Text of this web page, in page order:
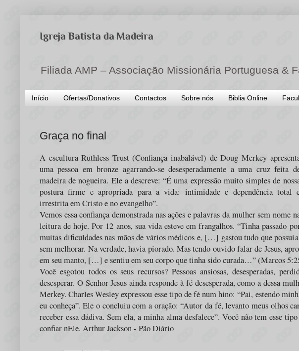
Igreja Batista da Madeira
Filiada AMP – Associação Missionária Portuguesa &
Início Ofertas/Donativos Contactos Sobre nós Biblia Online
Graça no final
A escultura Ruthless Trust (Confiança inabalável) de Doug Merkey
uma pessoa em bronze agarrando-se desesperadamente a uma cruz feita
madeira de nogueira. Ele a descreve: “É uma expressão muito simples de
postura firme e apropriada para a vida: intimidade e dependência total
irrestrita em Cristo e no evangelho”.
Vemos essa confiança demonstrada nas ações e palavras da mulher sem nome
leitura de hoje. Por 12 anos, sua vida esteve em frangalhos. “Tinha passado
muitas dificuldades nas mãos de vários médicos e, […] gastou tudo que
sem melhorar. Na verdade, havia piorado. Mas tendo ouvido falar de Jesus,
em seu manto, […] e sentiu em seu corpo que tinha sido curada…” (Marcos
Você esgotou todos os seus recursos? Pessoas ansiosas, desesperadas,
desesperar. O Senhor Jesus ainda responde à fé desesperada, como a dessa
Merkey. Charles Wesley expressou esse tipo de fé num hino: “Pai, estendo
eu conheça”. Ele o concluiu com a oração: “Autor da fé, levanto meus olhos
receber essa dádiva. Sem ela, a minha alma desfalece”. Você não tem esse
confiar nEle. Arthur Jackson - Pão Diário